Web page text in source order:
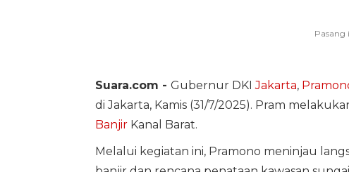
Suara.com - Gubernur DKIJakarta,
di Jakarta, Kamis (31/7/2025). Pram
BanjirKanal Barat.
Melalui kegiatan ini, Pramono meninjau